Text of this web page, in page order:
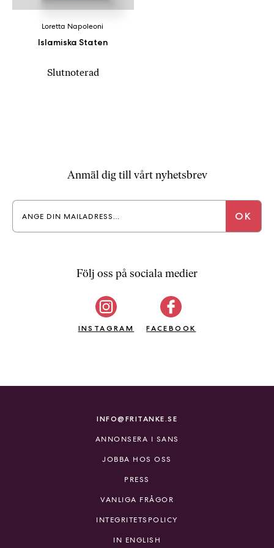
Islamiska Staten
Loretta Napoleoni
Slutnoterad
Anmäl dig till vårt nyhetsbrev
Följ oss på sociala medier
INSTAGRAM FACEBOOK
INFO@FRITANKE.SE
ANNONSERA I SANS
JOBBA HOS OSS
PRESS
VANLIGA FRÅGOR
INTEGRITETSPOLICY
IN ENGLISH